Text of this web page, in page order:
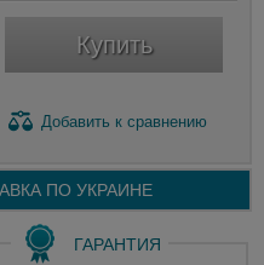
Купить
Добавить к сравнению
ПО УКРАИНЕ
ГАРАНТИЯ